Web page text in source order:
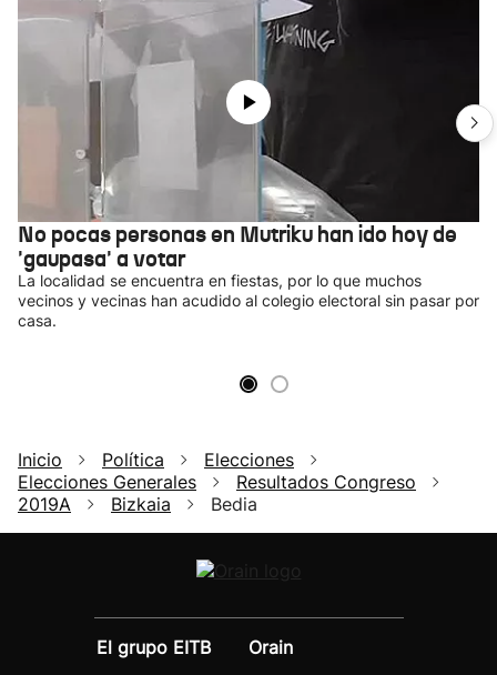
No pocas personas en Mutriku han ido hoy de
'gaupasa' a votar
La localidad se encuentra en fiestas, por lo que muchos
vecinos y vecinas han acudido al colegio electoral sin pasar por
casa.
Inicio Política
Elecciones
Elecciones Generales
Resultados Congreso
2019A
Bizkaia Bedia
El grupo EITB
Orain